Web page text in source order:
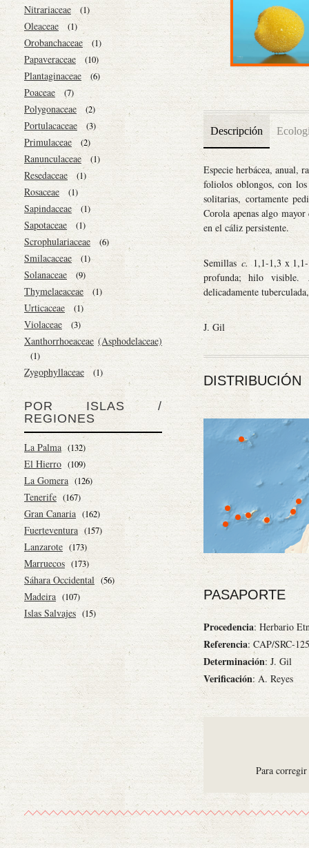
Nitrariaceae (1)
Oleaceae (1)
Orobanchaceae (1)
Papaveraceae (10)
Plantaginaceae (6)
Poaceae (7)
Polygonaceae (2)
Portulacaceae (3)
Primulaceae (2)
Ranunculaceae (1)
Resedaceae (1)
Rosaceae (1)
Sapindaceae (1)
Sapotaceae (1)
Scrophulariaceae (6)
Smilacaceae (1)
Solanaceae (9)
Thymelaeaceae (1)
Urticaceae (1)
Violaceae (3)
Xanthorrhoeaceae (Asphodelaceae)
(1)
Zygophyllaceae (1)
POR ISLAS /
REGIONES
La Palma (132)
El Hierro (109)
La Gomera (126)
Tenerife (167)
Gran Canaria (162)
Fuerteventura (157)
Lanzarote (173)
Marruecos (173)
Sáhara Occidental (56)
Madeira (107)
Islas Salvajes (15)
Descripción
Especie herbácea, anual,
foliolos oblongos, con los
solitarias, cortamente
Corola apenas algo
en el cáliz persistente.
Semillas c. 1,1-1,3 x 1,1-
profunda; hilo visible.
delicadamente
J. Gil
DISTRIBUCIÓN
PASAPORTE
Procedencia: Herbario
Referencia: CAP/SRC-125
Determinación: J. Gil
Verificación: A. Reyes
Para